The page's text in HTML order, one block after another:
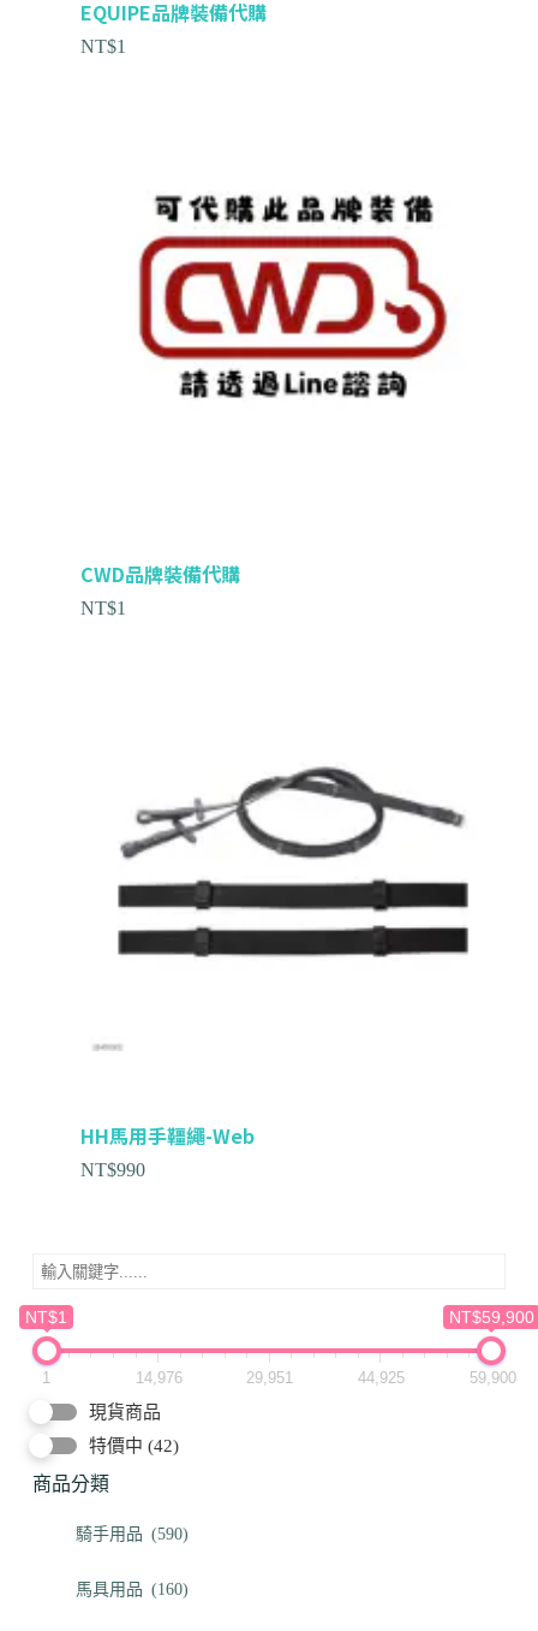
NT$1 NT$59,900
1 14,976 29,951 44,925 59,900
現貨商品
特價中 (42)
商品分類
騎手用品 (590)
馬具用品 (160)
EQUIPE品牌裝備代購
NT$1
CWD品牌裝備代購
NT$1
HH馬用手韁繩-Web
NT$990